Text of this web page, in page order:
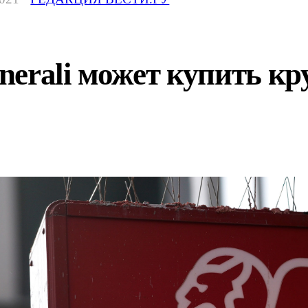
может купить